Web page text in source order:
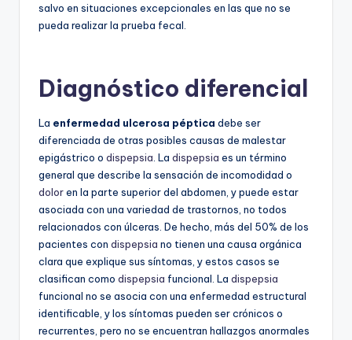
salvo en situaciones excepcionales en las que no se
pueda realizar la prueba fecal.
Diagnóstico diferencial
La enfermedad ulcerosa péptica debe ser
diferenciada de otras posibles causas de malestar
epigástrico o dispepsia . La dispepsia es un término
general que describe la sensación de incomodidad o
doloren la parte superior del abdomen, y puede estar
asociada con una variedad de trastornos, no todos
relacionados con úlceras. De hecho, más del 50% de los
pacientes con dispepsia no tienen una causa orgánica
clara que explique sus síntomas, y estos casos se
clasifican como dispepsia funcional. La dispepsia
funcional no se asocia con una enfermedad estructural
identificable, y los síntomas pueden ser crónicos o
recurrentes, pero no se encuentran hallazgos anormales